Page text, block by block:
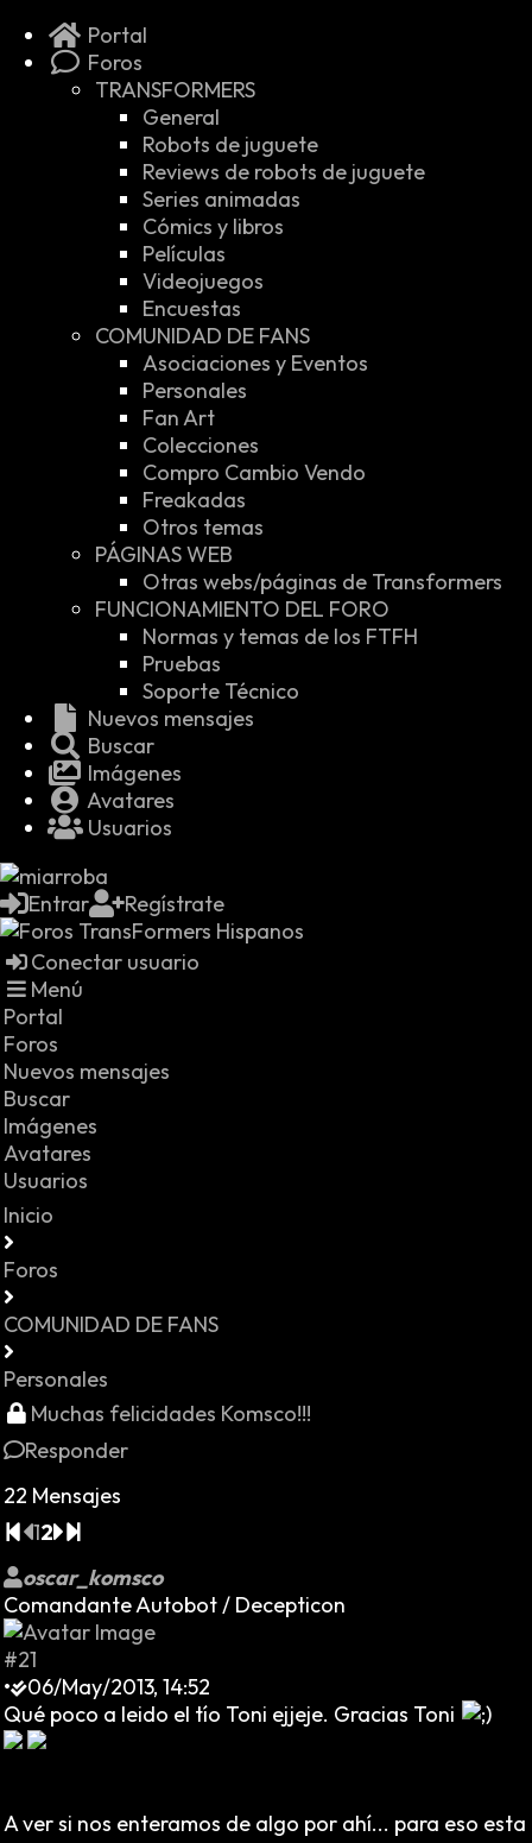
Portal
Foros
TRANSFORMERS
General
Robots de juguete
Reviews de robots de juguete
Series animadas
Cómics y libros
Películas
Videojuegos
Encuestas
COMUNIDAD DE FANS
Asociaciones y Eventos
Personales
Fan Art
Colecciones
Compro Cambio Vendo
Freakadas
Otros temas
PÁGINAS WEB
Otras webs/páginas de Transformers
FUNCIONAMIENTO DEL FORO
Normas y temas de los FTFH
Pruebas
Soporte Técnico
Nuevos mensajes
Buscar
Imágenes
Avatares
Usuarios
Entrar Regístrate
Conectar usuario
Menú
Portal
Foros
Nuevos mensajes
Buscar
Imágenes
Avatares
Usuarios
Inicio
Foros
COMUNIDAD DE FANS
Personales
Muchas felicidades Komsco!!!
Responder
22 Mensajes
12
oscar_komsco
Comandante Autobot / Decepticon
#21
•
06/May/2013, 14:52
Qué poco a leido el tío Toni ejjeje. Gracias Toni
A ver si nos enteramos de algo por ahí... para eso